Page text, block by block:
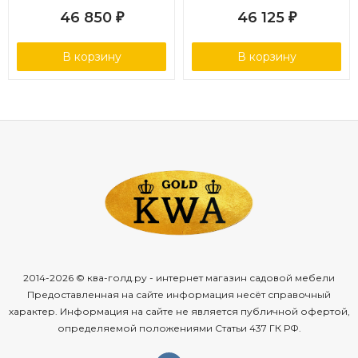
ХАРАКТЕРИСТИКИ БРУСЬЕВ С ПОДЛОКОТНИКАМИ ДЛЯ
ШВЕДСКОЙ СТЕНКИ:
Ширина: 58 см
Размер комплекта в собранном виде (В*Ш*Г): 35*58*68
Профиль стоек, мм*мм: 40*40
Тип крепления: навешивание на перекладину
шведской стенки
Расстояние между стойками: 50 см
46 850 ₽
В корзину
46 125 ₽
В корзину
2014-2026 © ква-голд.ру - интернет магазин садовой мебели
Предоставленная на сайте информация несёт справочный
характер. Информация на сайте не является публичной офертой,
определяемой положениями Статьи 437 ГК РФ.